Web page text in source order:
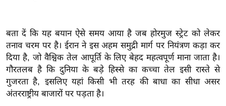
प
र
मि
सा
ल
बता दें कि यह बयान ऐसे समय आया है जब होरमुज स्ट्रेट को लेकर
तनाव चरम पर है। ईरान ने इस अहम समुद्री मार्ग पर नियंत्रण कड़ा कर
दिया है, जो वैश्विक तेल आपूर्ति के लिए बेहद महत्वपूर्ण माना जाता है।
गौरतलब है कि दुनिया के बड़े हिस्से का कच्चा तेल इसी रास्ते से
गुजरता है, इसलिए यहां किसी भी तरह की बाधा का सीधा असर
अंतरराष्ट्रीय बाजारों पर पड़ता है।